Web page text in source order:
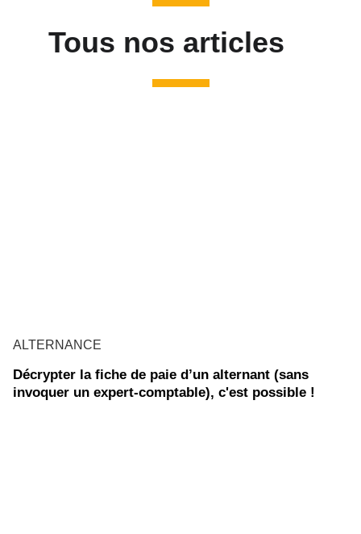
Tous nos articles
ALTERNANCE
Décrypter la fiche de paie d’un alternant (sans
invoquer un expert-comptable), c'est possible !